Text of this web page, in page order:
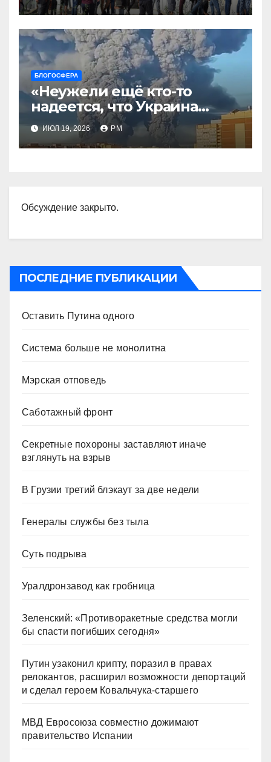
БЛОГОСФЕРА
«Неужели ещё кто-то
надеется, что Украина
будет действовать
непоследовательно?»
ИЮЛ 19, 2026 РМ
Обсуждение закрыто.
ПОСЛЕДНИЕ ПУБЛИКАЦИИ
Оставить Путина одного
Система больше не монолитна
Мэрская отповедь
Саботажный фронт
Секретные похороны заставляют иначе
взглянуть на взрыв
В Грузии третий блэкаут за две недели
Генералы службы без тыла
Суть подрыва
Уралдронзавод как гробница
Зеленский: «Противоракетные средства могли
бы спасти погибших сегодня»
Путин узаконил крипту, поразил в правах
релокантов, расширил возможности депортаций
и сделал героем Ковальчука-старшего
МВД Евросоюза совместно дожимают
правительство Испании